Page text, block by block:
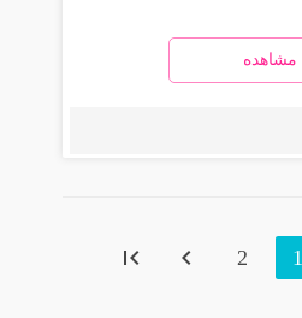
مشاهده
1
2